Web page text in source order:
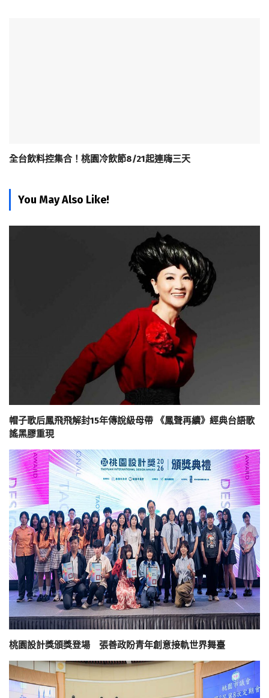
全台飲料控集合！桃園冷飲節8/21起連嗨三天
You May Also Like!
帽子歌后鳳飛飛解封15年傳說級母帶 《鳳聲再續》經典台語歌
謠黑膠重現
桃園設計獎頒獎登場 張善政盼青年創意接軌世界舞臺